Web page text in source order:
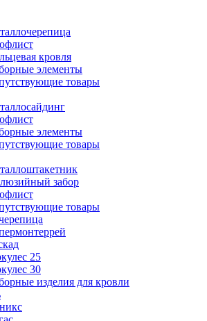
кровля
элементы
товары
элементы
товары
забор
товары
25
30
изделия для кровли